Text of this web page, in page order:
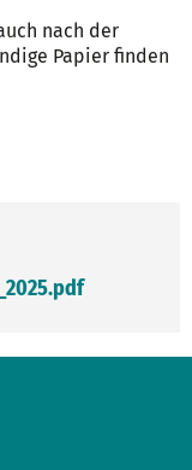
nach der
Papier finden